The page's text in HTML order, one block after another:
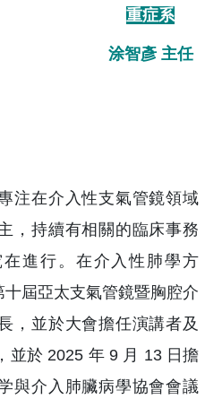
重症系
涂智彥 主任
注在介入性支氣管鏡領域
，持續有相關的臨床事務
進行。在介入性肺學方
屆亞太支氣管鏡暨胸腔介
，並於大會擔任演講者及
並於 2025 年 9 月 13 日擔
與介入肺臟病學協會會議